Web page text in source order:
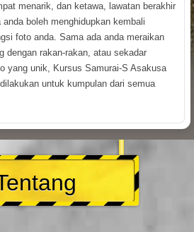
menarik, dan ketawa, lawatan berakhir
boleh menghidupkan kembali
foto anda. Sama ada anda meraikan
dengan rakan-rakan, atau sekadar
yang unik, Kursus Samurai-S Asakusa
untuk kumpulan dari semua